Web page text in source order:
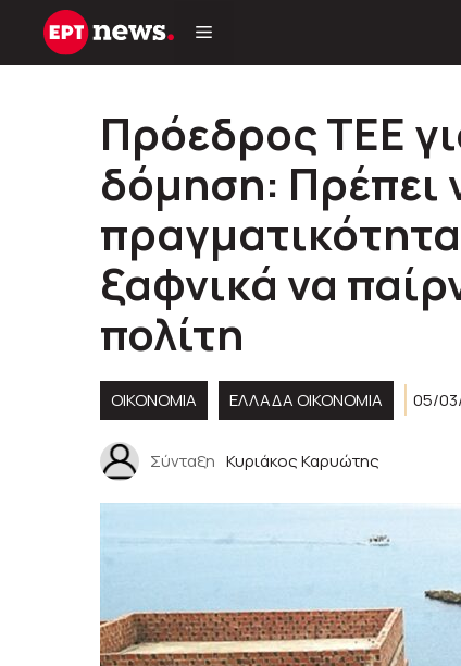
Μετάβαση
Πρόεδρος ΤΕΕ
δόμηση: Πρέπει
ξαφνικά να
πολίτη
ΟΙΚΟΝΟΜΙΑ ΕΛΛΆΔΑ ΟΙΚΟΝΟΜΊΑ 05/
Σύνταξη Κυριάκος Καρυώτης